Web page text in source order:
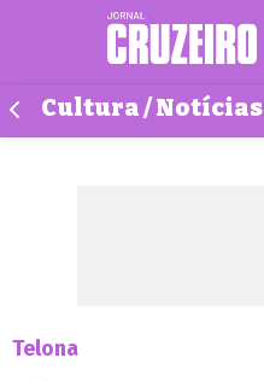
Cultura / Notícias
Telona